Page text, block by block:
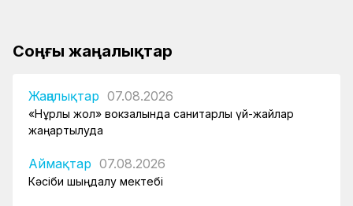
Соңғы жаңалықтар
Жаңалықтар 07.08.2026
«Нұрлы жол» вокзалында санитарлық үй-жайлар
жаңартылуда
Аймақтар 07.08.2026
Кәсіби шыңдалу мектебі